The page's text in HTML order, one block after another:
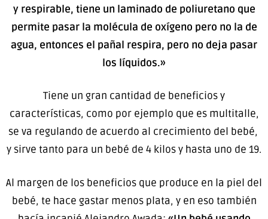
y respirable, tiene un laminado de poliuretano que
permite pasar la molécula de oxígeno pero no la de
agua, entonces el pañal respira, pero no deja pasar
los líquidos.»
Tiene un gran cantidad de beneficios y
características, como por ejemplo que es multitalle,
se va regulando de acuerdo al crecimiento del bebé,
y sirve tanto para un bebé de 4 kilos y hasta uno de 19.
Al margen de los beneficios que produce en la piel del
bebé, te hace gastar menos plata, y en eso también